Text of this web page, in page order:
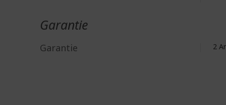
Garantie
Garantie 2